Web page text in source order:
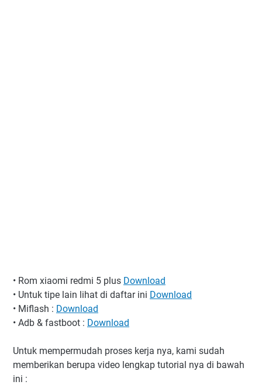
• Rom xiaomi redmi 5 plus Download
• Untuk tipe lain lihat di daftar ini Download
• Miflash : Download
• Adb & fastboot : Download
Untuk mempermudah proses kerja nya, kami sudah
memberikan berupa video lengkap tutorial nya di bawah
ini :